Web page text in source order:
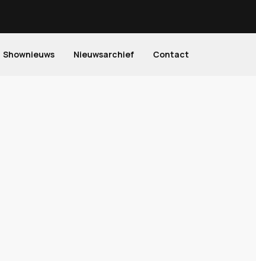
Shownieuws Nieuwsarchief Contact